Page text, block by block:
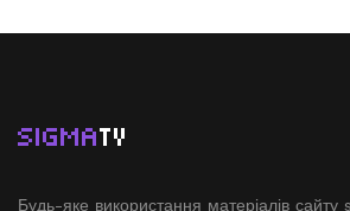
SIGMATV
Будь-яке використання матеріалів